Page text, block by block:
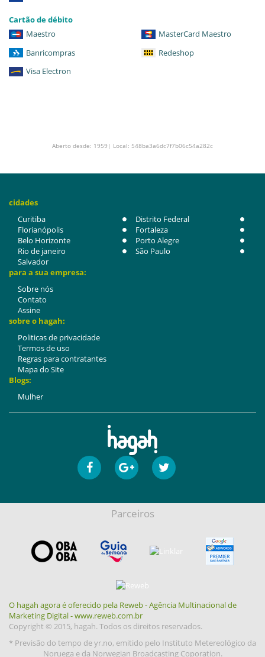
Cartão de débito
Maestro
MasterCard Maestro
Banricompras
Redeshop
Visa Electron
Aberto desde: 1959| Local: 548ba3a6dc7f7b06c54a282c
cidades
Curitiba
Distrito Federal
Florianópolis
Fortaleza
Belo Horizonte
Porto Alegre
Rio de janeiro
São Paulo
Salvador
para a sua empresa:
Sobre nós
Contato
Assine
sobre o hagah:
Politicas de privacidade
Termos de uso
Regras para contratantes
Mapa do Site
Blogs:
Mulher
Parceiros
O hagah agora é oferecido pela Reweb - Agência Multinacional de
Marketing Digital - www.reweb.com.br
Copyright © 2015, hagah. Todos os direitos reservados.
* Previsão do tempo de yr.no, emitido pelo Instituto Metereológico da
Noruega e da Norwegian Broadcasting Coporation.